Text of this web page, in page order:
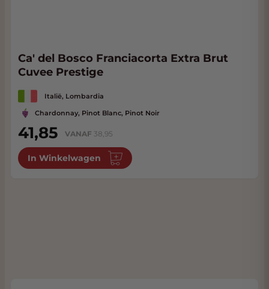
Ca' del Bosco Franciacorta Extra Brut
Cuvee Prestige
Italië, Lombardia
Chardonnay, Pinot Blanc, Pinot Noir
41,85 VANAF 38,95
In Winkelwagen